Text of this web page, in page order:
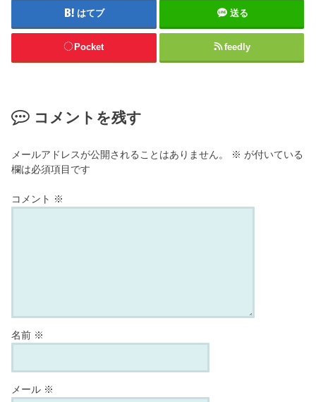
はてブ 送る
Pocket feedly
コメントを残す
メールアドレスが公開されることはありません。 ※ が付いている
欄は必須項目です
コメント ※
名前 ※
メール ※